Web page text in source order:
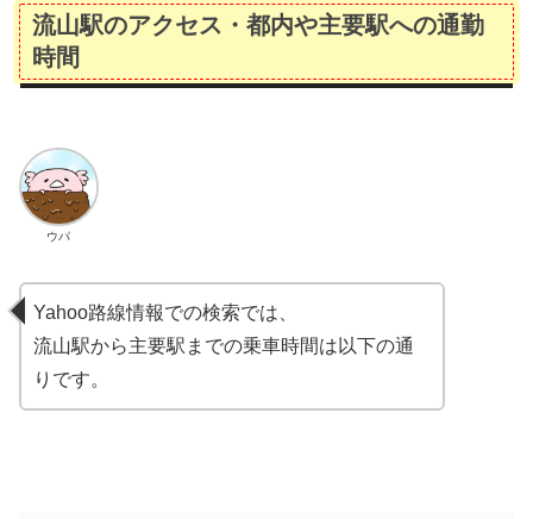
流山駅のアクセス・都内や主要駅への通勤
時間
ウパ
Yahoo路線情報での検索では、
流山駅から主要駅までの乗車時間は以下の通
りです。